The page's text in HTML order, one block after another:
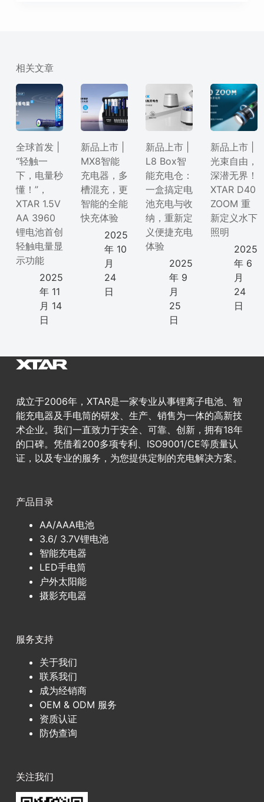
相关文章
全球首发 |
“轻触一
下，电量秒
懂！”，
XTAR 1.5V
AA 3960
锂电池首创
轻触电量显
示功能
2025
年 11
月 14
日
新品上市 |
MX8智能
充电器，多
槽混充，更
智能的全能
快充体验
2025
年 10
月
24
日
新品上市 |
L8 Box智
能充电仓：
一盒搞定电
池充电与收
纳，重新定
义便捷充电
体验
2025
年 9
月
25
日
新品上市 |
光束自由，
深潜无界！
XTAR D40
ZOOM 重
新定义水下
照明
2025
年 6
月
24
日
成立于2006年，XTAR是一家专业从事锂离子电池、智
能充电器及手电筒的研发、生产、销售为一体的高新技
术企业。我们一直致力于安全、可靠、创新，拥有18年
的口碑。凭借着200多项专利、ISO9001/CE等质量认
证，以及专业的服务，为您提供定制的充电解决方案。
产品目录
AA/AAA电池
3.6/ 3.7V锂电池
智能充电器
LED手电筒
户外太阳能
摄影充电器
服务支持
关于我们
联系我们
成为经销商
OEM & ODM 服务
资质认证
防伪查询
关注我们